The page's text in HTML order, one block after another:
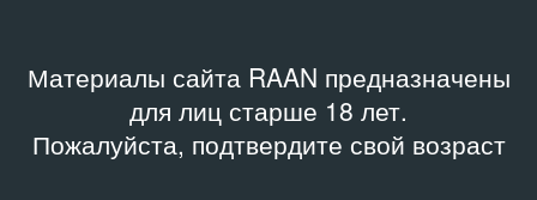
Материалы сайта RAAN предназначены
для лиц старше 18 лет.
Пожалуйста, подтвердите свой возраст